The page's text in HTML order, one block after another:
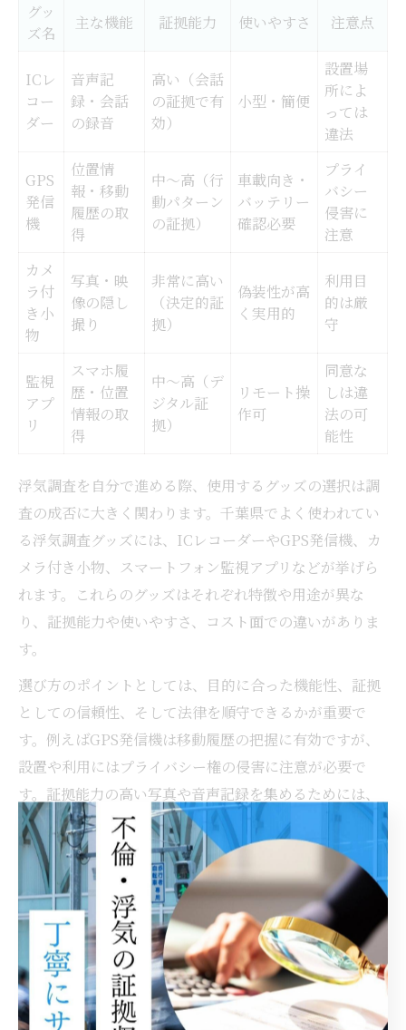
グッ
ズ名
主な機能 証拠能力 使いやすさ 注意点
ICレ
コー
ダー
音声記
録・会話
の録音
高い（会話
の証拠で有
効）
小型・簡便
設置場
所によ
っては
違法
GPS
発信
機
位置情
報・移動
履歴の取
得
中～高（行
動パターン
の証拠）
車載向き・
バッテリー
確認必要
プライ
バシー
侵害に
注意
カメ
ラ付
き小
物
写真・映
像の隠し
撮り
非常に高い
（決定的証
拠）
偽装性が高
く実用的
利用目
的は厳
守
監視
アプ
リ
スマホ履
歴・位置
情報の取
得
中～高（デ
ジタル証
拠）
リモート操
作可
同意な
しは違
法の可
能性
浮気調査を自分で進める際、使用するグッズの選択は調
査の成否に大きく関わります。千葉県でよく使われてい
る浮気調査グッズには、ICレコーダーやGPS発信機、カ
メラ付き小物、スマートフォン監視アプリなどが挙げら
れます。これらのグッズはそれぞれ特徴や用途が異な
り、証拠能力や使いやすさ、コスト面での違いがありま
す。
選び方のポイントとしては、目的に合った機能性、証拠
としての信頼性、そして法律を順守できるかが重要で
す。例えばGPS発信機は移動履歴の把握に有効ですが、
設置や利用にはプライバシー権の侵害に注意が必要で
す。証拠能力の高い写真や音声記録を集めるためには、
長時間録音可能なレコーダーや高画質カメラが役立ちま
す。
また、千葉県の地域特性として車移動が多い場合は車載
型グッズが活躍します。家族構成や生活スタイルによっ
ても最適なグッズは異なるため、複数の選択肢を比較
し、口コミや使用例を参考にすることが失敗を防ぐコツ
です。